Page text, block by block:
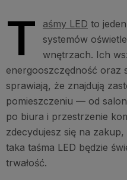
T aśmy LED to
systemów
wnętrzach. Ich
energooszczędność oraz
sprawiają, że znajdują
pomieszczeniu — od
po biura i przestrzenie
zdecydujesz się na
taka taśma LED będzie
trwałość.